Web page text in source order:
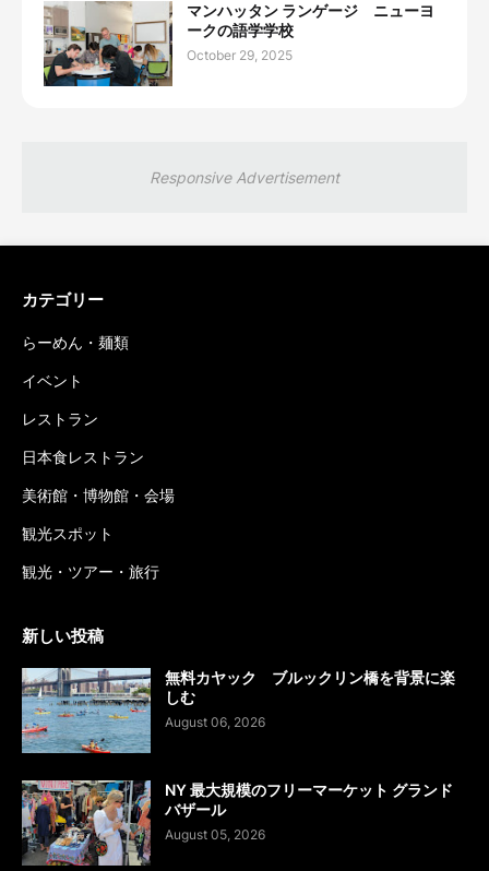
マンハッタン ランゲージ ニューヨ
ークの語学学校
October 29, 2025
Responsive Advertisement
カテゴリー
らーめん・麺類
イベント
レストラン
日本食レストラン
美術館・博物館・会場
観光スポット
観光・ツアー・旅行
新しい投稿
無料カヤック ブルックリン橋を背景に楽
しむ
August 06, 2026
NY 最大規模のフリーマーケット グランド
バザール
August 05, 2026